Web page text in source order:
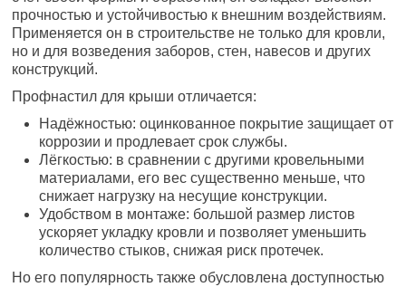
прочностью и устойчивостью к внешним воздействиям.
Применяется он в строительстве не только для кровли,
но и для возведения заборов, стен, навесов и других
конструкций.
Профнастил для крыши отличается:
Надёжностью: оцинкованное покрытие защищает от
коррозии и продлевает срок службы.
Лёгкостью: в сравнении с другими кровельными
материалами, его вес существенно меньше, что
снижает нагрузку на несущие конструкции.
Удобством в монтаже: большой размер листов
ускоряет укладку кровли и позволяет уменьшить
количество стыков, снижая риск протечек.
Но его популярность также обусловлена доступностью